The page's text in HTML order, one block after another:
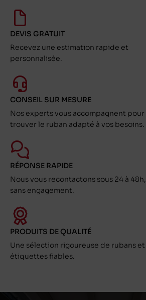
DEVIS GRATUIT
Recevez une estimation rapide et
personnalisée.
CONSEIL SUR MESURE
Nos experts vous accompagnent pour
trouver le ruban adapté à vos besoins.
RÉPONSE RAPIDE
Nous vous recontactons sous 24 à 48h,
sans engagement.
PRODUITS DE QUALITÉ
Une sélection rigoureuse de rubans et
étiquettes fiables.